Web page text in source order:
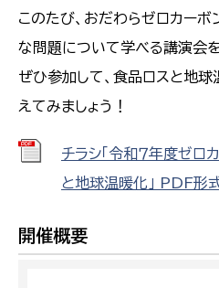
このたび、おだわらゼロカーボ
な問題について学べる講演会を
ぜひ参加して、食品ロスと地
えてみましょう！
チラシ「令和７年度ゼ
と地球温暖化」 PDF形
開催概要